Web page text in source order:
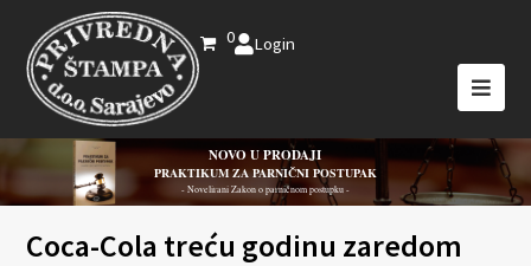
0 Login
NOVO U PRODAJI
PRAKTIKUM ZA PARNIČNI POSTUPAK
- Novelirani Zakon o parničnom postupku -
Coca-Cola treću godinu zaredom